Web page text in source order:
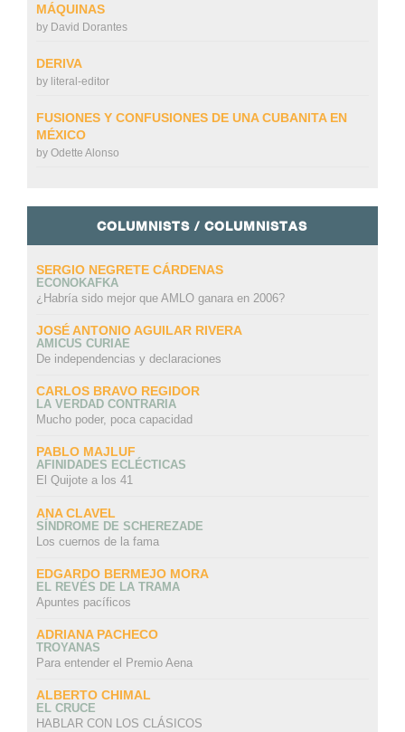
MÁQUINAS
by David Dorantes
DERIVA
by literal-editor
FUSIONES Y CONFUSIONES DE UNA CUBANITA EN
MÉXICO
by Odette Alonso
COLUMNISTS / COLUMNISTAS
SERGIO NEGRETE CÁRDENAS
ECONOKAFKA
¿Habría sido mejor que AMLO ganara en 2006?
JOSÉ ANTONIO AGUILAR RIVERA
AMICUS CURIAE
De independencias y declaraciones
CARLOS BRAVO REGIDOR
LA VERDAD CONTRARIA
Mucho poder, poca capacidad
PABLO MAJLUF
AFINIDADES ECLÉCTICAS
El Quijote a los 41
ANA CLAVEL
SÍNDROME DE SCHEREZADE
Los cuernos de la fama
EDGARDO BERMEJO MORA
EL REVÉS DE LA TRAMA
Apuntes pacíficos
ADRIANA PACHECO
TROYANAS
Para entender el Premio Aena
ALBERTO CHIMAL
EL CRUCE
HABLAR CON LOS CLÁSICOS